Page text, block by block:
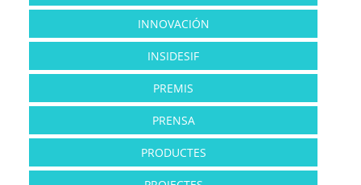
INNOVACIÓN
INSIDESIF
PREMIS
PRENSA
PRODUCTES